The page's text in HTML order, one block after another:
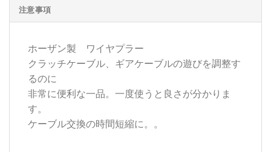
注意事項
ホーザン製 ワイヤプラー
クラッチケーブル、ギアケーブルの遊びを調整す
るのに
非常に便利な一品。一度使うと良さが分かりま
す。
ケーブル交換の時間短縮に。。